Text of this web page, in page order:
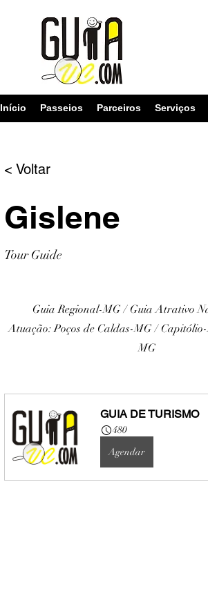
Início Passeios Parceiros Serviços
< Voltar
Gislene
Tour Guide
Guia Regional-MG / Guia Atrativo
Atuação: Poços de Caldas-MG /
MG
GUIA DE TURISMO
480
Agendar